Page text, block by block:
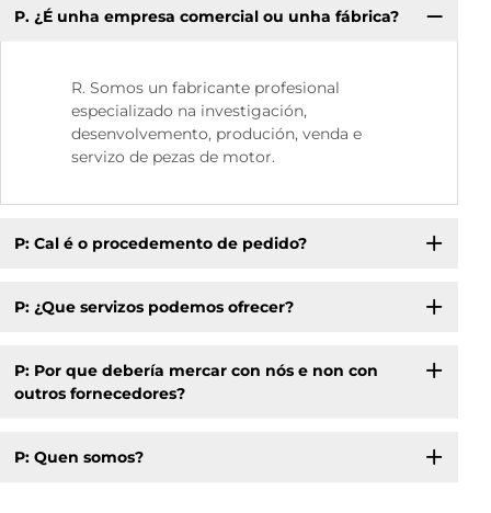
P. ¿É unha empresa comercial ou unha fábrica?
R. Somos un fabricante profesional
especializado na investigación,
desenvolvemento, produción, venda e
servizo de pezas de motor.
P: Cal é o procedemento de pedido?
P: ¿Que servizos podemos ofrecer?
P: Por que debería mercar con nós e non con
outros fornecedores?
P: Quen somos?